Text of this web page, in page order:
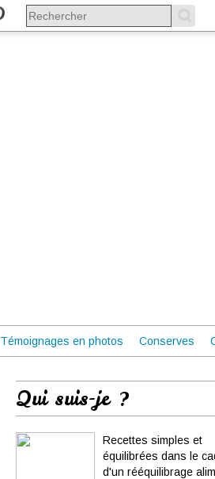
Témoignages en photos Conserves
Qui suis-je ?
Recettes simples et
équilibrées dans le
d'un rééquilibrage